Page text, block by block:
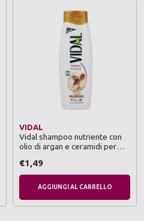
VIDAL
Vidal shampoo nutriente con
olio di argan e ceramidi per
€1,49
AGGIUNGI AL CARRELLO